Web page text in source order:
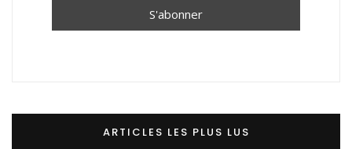
ARTICLES LES PLUS LUS